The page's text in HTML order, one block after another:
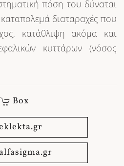
πόση του δύναται
διαταραχές που
κατάθλιψη ακόμα και
κυττάρων (νόσος
Box